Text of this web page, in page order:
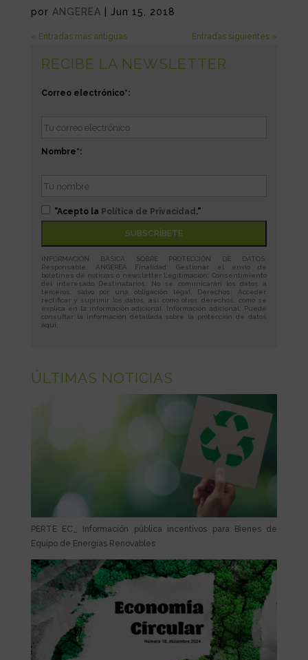
por ANGEREA Jun 15, 2018
« Entradas más antiguas Entradas siguientes »
RECIBE LA NEWSLETTER
Correo electrónico*:
Nombre*:
"Acepto la Política de Privacidad ."
INFORMACIÓN BÁSICA SOBRE PROTECCIÓN DE DATOS:
Responsable: ANGEREA Finalidad: Gestionar el envío de
boletines de noticias o newsletter Legitimación: Consentimiento
del interesado Destinatarios: No se comunicarán los datos a
terceros, salvo por una obligación legal. Derechos: Acceder,
rectificar y suprimir los datos, así como otros derechos, como se
explica en la información adicional. Información adicional: Puede
consultar la información detallada sobre la protección de datos
aquí
ÚLTIMAS NOTICIAS
PERTE EC_ Información pública incentivos para Bienes de
Equipo de Energías Renovables